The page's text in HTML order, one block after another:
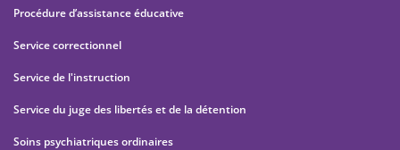
Procédure d’assistance éducative
Service correctionnel
Service de l'instruction
Service du juge des libertés et de la détention
Soins psychiatriques ordinaires